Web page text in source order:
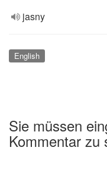
jasny
English
Sie müssen
Kommentar zu